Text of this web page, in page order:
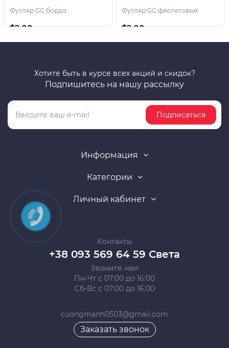
Футляр GG бордо
$2.00
Футляр GG фиолетовый
$2.00
Хотите быть в курсе всех акций и скидок?
Подпишитесь на нашу рассылку
Подписаться
Информация
Категории
Личный кабинет
Контакты
+38 093 569 64 59 Света
Звоните нам
Пн-Чт с 07:00 до 16:00
Сб-Вс с 07:00 до 16:00
cuongmanh0503@gmail.com
Заказать звонок